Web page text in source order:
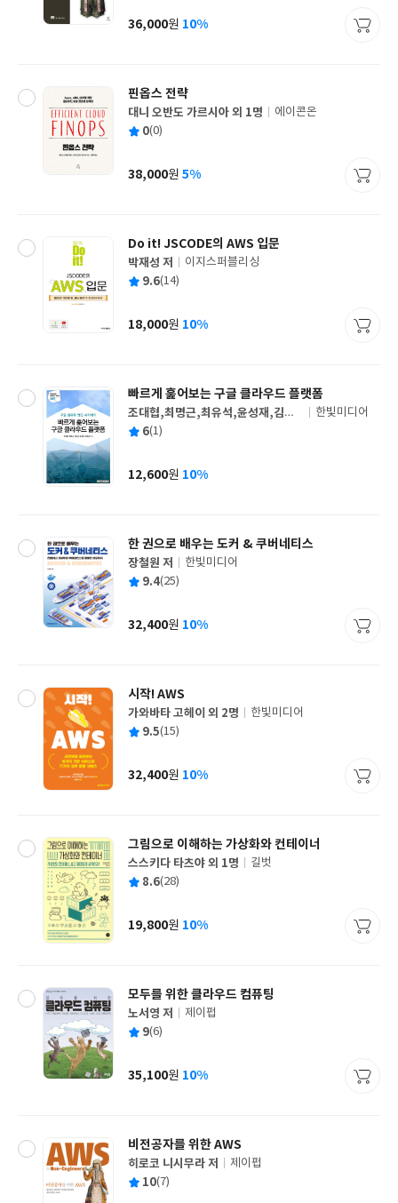
사
가
36,000원 10%
핀옵스 전략
글
쓴
대니 오반도 가르시아 외 1명
출
사
에이콘온
평 0(0)
가
38,000원 5%
Do it! JSCODE의 AWS 입문
글
쓴
박재성 저
출
사
이지스퍼블리싱
평 9.6(14)
가
18,000원 10%
빠르게 훑어보는 구글 클라우드 플랫폼
글
쓴
조대협,최명근,최유석,윤성재,김영
균 공저
출
사
한빛미디어
평 6(1)
가
12,600원 10%
한 권으로 배우는 도커 & 쿠버네티스
글
쓴
장철원 저
출
사
한빛미디어
평 9.4(25)
가
32,400원 10%
시작! AWS
글
쓴
가와바타 고헤이 외 2명
출
사
한빛미디어
평 9.5(15)
가
32,400원 10%
그림으로 이해하는 가상화와 컨테이너
글
쓴
스스키다 타츠야 외 1명
출
사
길벗
평 8.6(28)
가
19,800원 10%
모두를 위한 클라우드 컴퓨팅
글
쓴
노서영 저
출
사
제이펍
평 9(6)
가
35,100원 10%
비전공자를 위한 AWS
글
쓴
히로코 니시무라 저
출
제이펍
평 10(7)